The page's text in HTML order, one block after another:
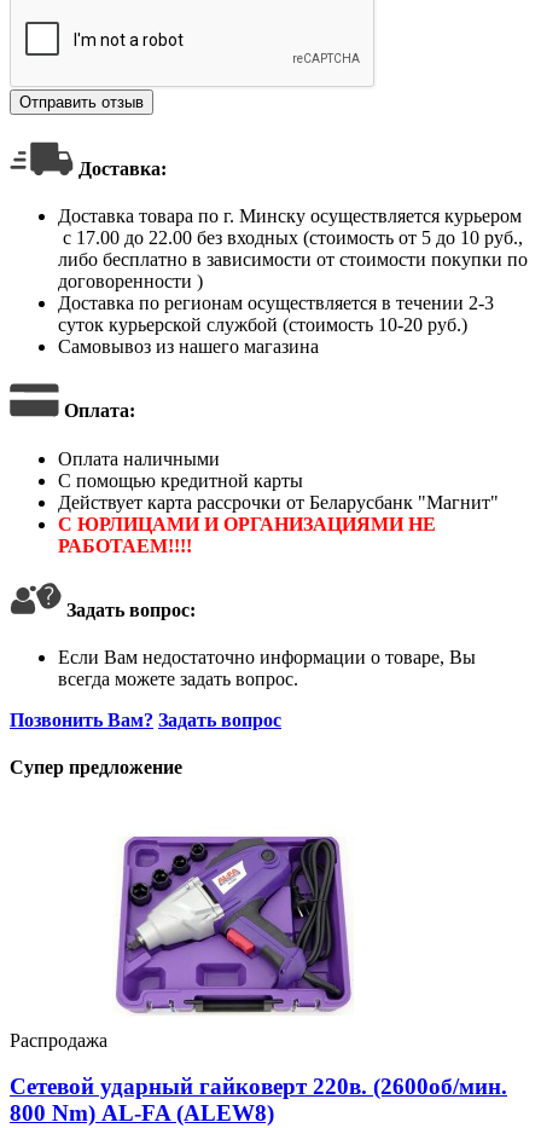
Отправить отзыв
Доставка:
Доставка товара по г. Минску осуществляется курьером
с 17.00 до 22.00 без входных (стоимость от 5 до 10 руб.,
либо бесплатно в зависимости от стоимости покупки по
договоренности )
Доставка по регионам осуществляется в течении 2-3
суток курьерской службой (стоимость 10-20 руб.)
Самовывоз из нашего магазина
Оплата:
Оплата наличными
С помощью кредитной карты
Действует карта рассрочки от Беларусбанк "Магнит"
С ЮРЛИЦАМИ И ОРГАНИЗАЦИЯМИ НЕ
РАБОТАЕМ!!!!
Задать вопрос:
Если Вам недостаточно информации о товаре, Вы
всегда можете задать вопрос.
Позвонить Вам? Задать вопрос
Супер предложение
Распродажа
Сетевой ударный гайковерт 220в. (2600об/мин.
800 Nm) AL-FA (ALEW8)